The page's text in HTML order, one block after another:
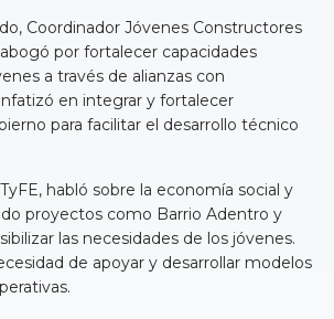
Coordinador Jóvenes Constructores
por fortalecer capacidades
a través de alianzas con
en integrar y fortalecer
para facilitar el desarrollo técnico
habló sobre la economía social y
proyectos como Barrio Adentro y
las necesidades de los jóvenes.
de apoyar y desarrollar modelos